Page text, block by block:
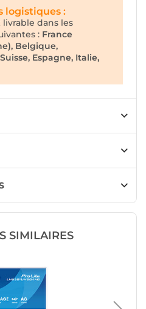
logistiques :
dans les
: France
Belgique,
Espagne, Italie,
SIMILAIRES